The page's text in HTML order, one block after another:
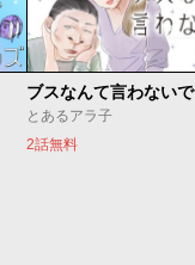
ブスなんて言わないで
とあるアラ子
2話無料